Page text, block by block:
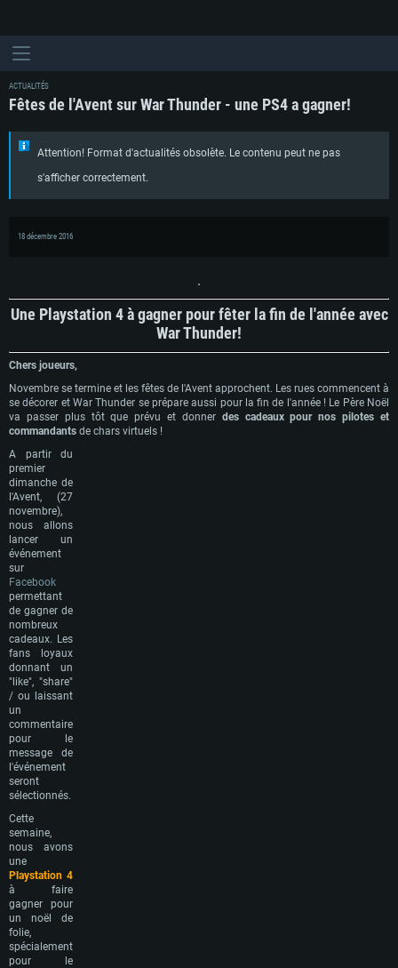
ACTUALITÉS
Fêtes de l'Avent sur War Thunder - une PS4 a gagner!
Attention! Format d'actualités obsolète. Le contenu peut ne pas
s'afficher correctement.
18 décembre 2016
Une Playstation 4 à gagner pour fêter la fin de l'année avec
War Thunder!
Chers joueurs,
Novembre se termine et les fêtes de l'Avent approchent. Les rues commencent à
se décorer et War Thunder se prépare aussi pour la fin de l'année ! Le Père Noël
va passer plus tôt que prévu et donner des cadeaux pour nos pilotes et
commandants de chars virtuels !
A partir du
premier
dimanche de
l'Avent, (27
novembre),
nous allons
lancer un
événement
sur
Facebook
permettant
de gagner de
nombreux
cadeaux. Les
fans loyaux
donnant un
"like", "share"
/ ou laissant
un
commentaire
pour le
message de
l'événement
seront
sélectionnés.
Cette
semaine,
nous avons
une
Playstation 4
à faire
gagner pour
un noël de
folie,
spécialement
pour le